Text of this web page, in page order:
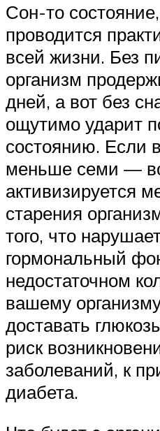
Сон-то
проводится
всей жизни. Без
организм
дней, а вот без
ощутимо ударит
состоянию. Если
меньше семи —
активизируется
старения
того, что
гормональный
недостаточном
вашему
доставать
риск
заболеваний, к
диабета.